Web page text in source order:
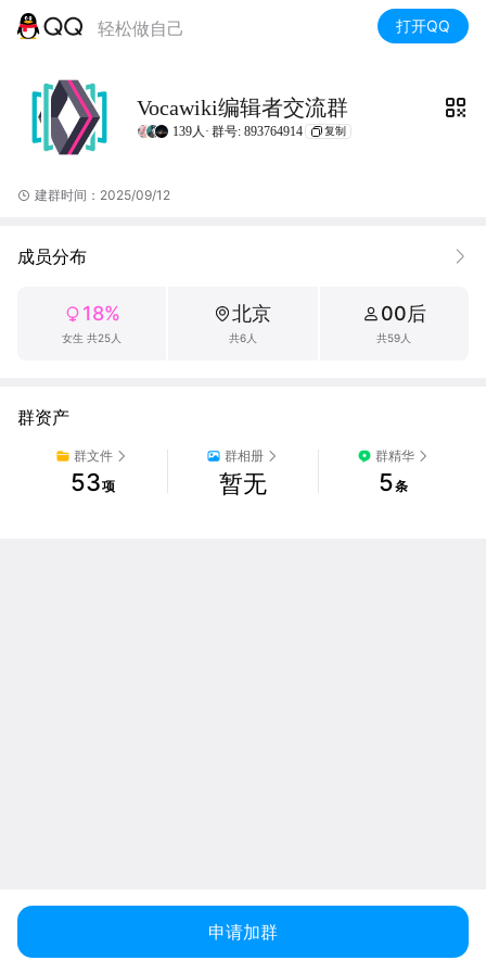
轻松做自己 打开QQ
Vocawiki编辑者交流群
139人· 群号: 893764914 复制
建群时间：2025/09/12
成员分布
18%
女生 共25人
北京
共6人
00后
共59人
群资产
群文件
53项
群相册
暂无
群精华
5条
申请加群